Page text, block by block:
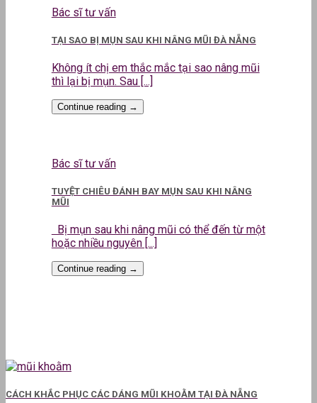
Bác sĩ tư vấn
TẠI SAO BỊ MỤN SAU KHI NÂNG MŨI ĐÀ NẴNG
Không ít chị em thắc mắc tại sao nâng mũi
thì lại bị mụn. Sau [...]
Continue reading →
Bác sĩ tư vấn
TUYỆT CHIÊU ĐÁNH BAY MỤN SAU KHI NÂNG
MŨI
Bị mụn sau khi nâng mũi có thể đến từ một
hoặc nhiều nguyên [...]
Continue reading →
CÁCH KHẮC PHỤC CÁC DÁNG MŨI KHOẰM TẠI ĐÀ NẴNG